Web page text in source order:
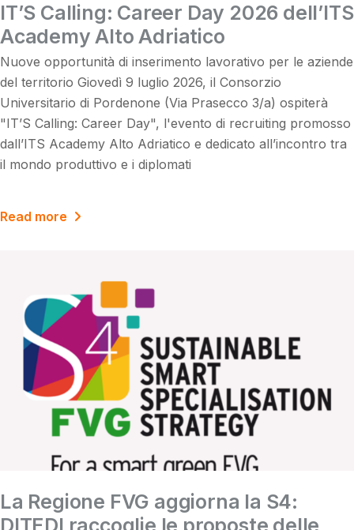
IT’S Calling: Career Day 2026 dell’ITS
Academy Alto Adriatico
Nuove opportunità di inserimento lavorativo per le aziende
del territorio Giovedì 9 luglio 2026, il Consorzio
Universitario di Pordenone (Via Prasecco 3/a) ospiterà
"IT’S Calling: Career Day", l'evento di recruiting promosso
dall’ITS Academy Alto Adriatico e dedicato all’incontro tra
il mondo produttivo e i diplomati
Read more
La Regione FVG aggiorna la S4:
DITEDI raccoglie le proposte delle